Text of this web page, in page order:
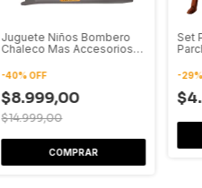
Juguete Niños Bombero
Chaleco Mas Accesorios
-40%OFF
$8.999,00
$14.999,00
Set
-29